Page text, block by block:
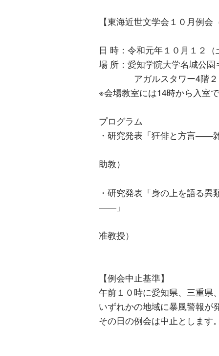
【東海近世文学会１０月例会
日 時：令和元年１０月１
場 所：愛知学院大学名城公園
アガルスタワー4階２
※会場教室には14時から入室
プログラム
・研究発表「狂俳と方言
助教）
・研究発表「身の上を語る
――」
准教授）
【例会中止基準】
午前１０時に愛知県、三重県
いずれかの地域に暴風警報が
その日の例会は中止とします